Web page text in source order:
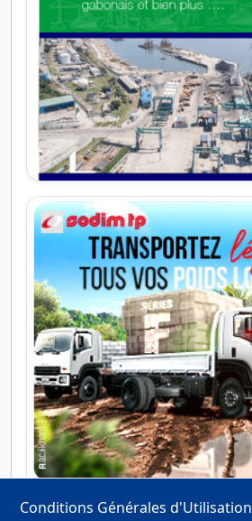
Conditions Générales d'Utilisation